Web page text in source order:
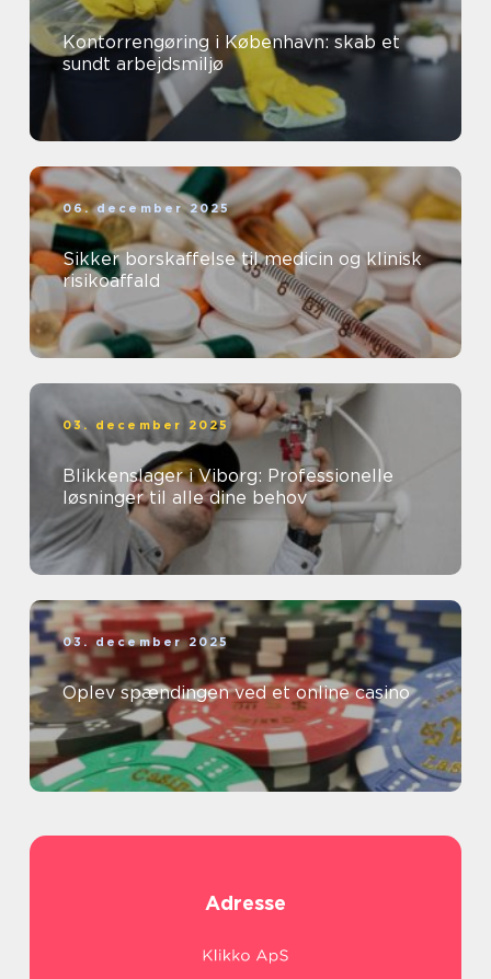
Kontorrengøring i København: skab et
sundt arbejdsmiljø
06. december 2025
Sikker borskaffelse til medicin og klinisk
risikoaffald
03. december 2025
Blikkenslager i Viborg: Professionelle
løsninger til alle dine behov
03. december 2025
Oplev spændingen ved et online casino
Adresse